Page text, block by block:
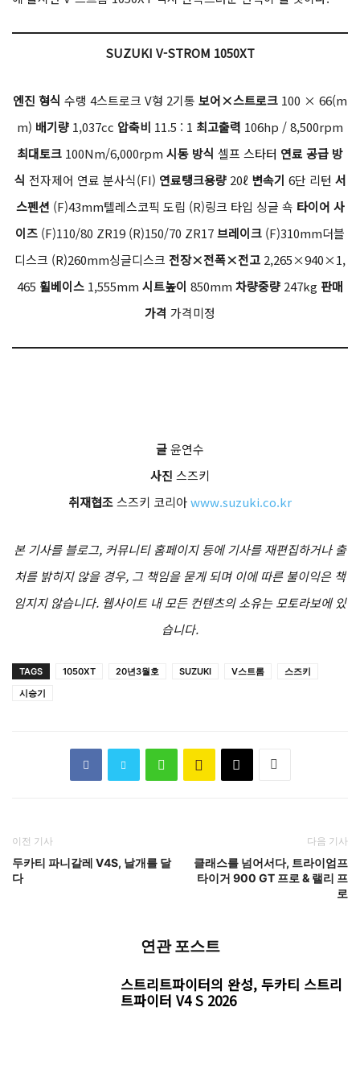
SUZUKI V-STROM 1050XT
엔진 형식 수랭 4스트로크 V형 2기통 보어×스트로크 100 × 66(m
m) 배기량 1,037cc 압축비 11.5 : 1 최고출력 106hp / 8,500rpm
최대토크 100Nm/6,000rpm 시동 방식 셀프 스타터 연료 공급 방
식 전자제어 연료 분사식(FI) 연료탱크용량20ℓ 변속기 6단 리턴 서
스펜션 (F)43mm텔레스코픽 도립 (R)링크 타입 싱글 쇽 타이어 사
이즈 (F)110/80 ZR19 (R)150/70 ZR17브레이크 (F)310mm더블
디스크 (R)260mm싱글디스크 전장×전폭×전고 2,265×940×1,
465 휠베이스 1,555mm 시트높이 850mm 차량중량 247kg 판매
가격 가격미정
글윤연수
사진 스즈키
취재협조스즈키 코리아www.suzuki.co.kr
본 기사를 블로그, 커뮤니티 홈페이지 등에 기사를 재편집하거나 출
처를 밝히지 않을 경우, 그 책임을 묻게 되며 이에 따른 불이익은 책
임지지 않습니다. 웹사이트 내 모든 컨텐츠의 소유는 모토라보에 있
습니다.
TAGS 1050XT 20년3월호 SUZUKI V스트롬
스즈키
시승기
이전 기사
두카티 파니갈레 V4S, 날개를 달
다
다음 기사
클래스를 넘어서다, 트라이엄프
타이거 900 GT 프로 & 랠리 프
로
연관 포스트
스트리트파이터의 완성, 두카티 스트리
트파이터 V4 S 2026